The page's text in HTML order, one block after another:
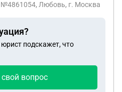
№4861054, Любовь, г. Москва
подскажет, что
вопрос